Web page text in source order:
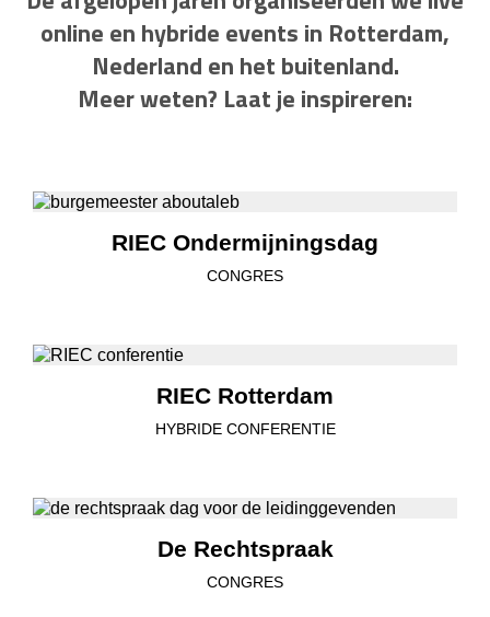
online en hybride events in Rotterdam,
Nederland en het buitenland.
Meer weten? Laat je inspireren:
RIEC Ondermijningsdag
CONGRES
RIEC Rotterdam
HYBRIDE CONFERENTIE
De Rechtspraak
CONGRES